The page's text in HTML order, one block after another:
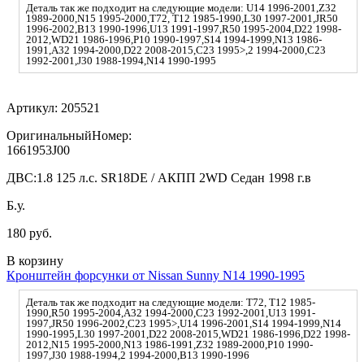
Деталь так же подходит на следующие модели: U14 1996-2001,Z32
1989-2000,N15 1995-2000,T72, T12 1985-1990,L30 1997-2001,JR50
1996-2002,B13 1990-1996,U13 1991-1997,R50 1995-2004,D22 1998-
2012,WD21 1986-1996,P10 1990-1997,S14 1994-1999,N13 1986-
1991,A32 1994-2000,D22 2008-2015,C23 1995>,2 1994-2000,C23
1992-2001,J30 1988-1994,N14 1990-1995
Артикул: 205521
ОригинальныйНомер:
1661953J00
ДВС:1.8 125 л.с. SR18DE / АКПП 2WD Седан 1998 г.в
Б.у.
180 руб.
В корзину
Кронштейн форсунки от Nissan Sunny N14 1990-1995
Деталь так же подходит на следующие модели: T72, T12 1985-
1990,R50 1995-2004,A32 1994-2000,C23 1992-2001,U13 1991-
1997,JR50 1996-2002,C23 1995>,U14 1996-2001,S14 1994-1999,N14
1990-1995,L30 1997-2001,D22 2008-2015,WD21 1986-1996,D22 1998-
2012,N15 1995-2000,N13 1986-1991,Z32 1989-2000,P10 1990-
1997,J30 1988-1994,2 1994-2000,B13 1990-1996